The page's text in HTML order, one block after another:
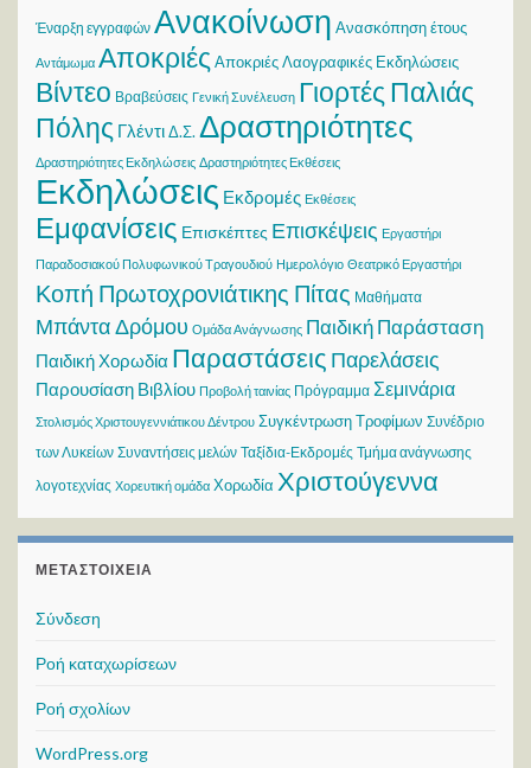
Έναρξη εγγραφών Ανακοίνωση Ανασκόπηση έτους
Αντάμωμα Αποκριές Αποκριές Λαογραφικές Εκδηλώσεις
Βίντεο Βραβεύσεις Γενική Συνέλευση Γιορτές Παλιάς
Πόλης ΓλέντιΔ.Σ.Δραστηριότητες
Δραστηριότητες Εκδηλώσεις Δραστηριότητες Εκθέσεις
Εκδηλώσεις Εκδρομές Εκθέσεις
Εμφανίσεις Επισκέπτες Επισκέψεις Εργαστήρι
Παραδοσιακού Πολυφωνικού Τραγουδιού Ημερολόγιο Θεατρικό Εργαστήρι
Κοπή Πρωτοχρονιάτικης Πίτας Μαθήματα
Μπάντα Δρόμου Ομάδα Ανάγνωσης Παιδική Παράσταση
Παιδική Χορωδία Παραστάσεις Παρελάσεις
Παρουσίαση Βιβλίου Προβολή ταινίας Πρόγραμμα Σεμινάρια
Στολισμός Χριστουγεννιάτικου Δέντρου Συγκέντρωση Τροφίμων Συνέδριο
των Λυκείων Συναντήσεις μελών Ταξίδια-Εκδρομές Τμήμα ανάγνωσης
λογοτεχνίας Χορευτική ομάδα Χορωδία Χριστούγεννα
ΜΕΤΑΣΤΟΙΧΕΊΑ
Σύνδεση
Ροή καταχωρίσεων
Ροή σχολίων
WordPress.org